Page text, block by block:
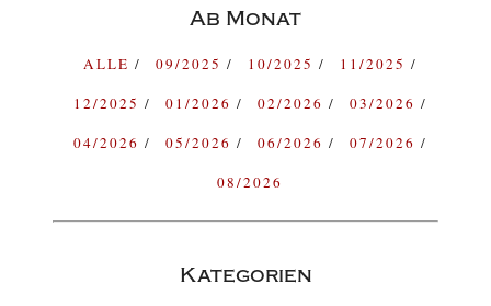
Ab Monat
ALLE 09/2025 10/2025
11/2025
12/2025
01/2026 02/2026
03/2026
04/2026
05/2026 06/2026
07/2026
08/2026
Kategorien